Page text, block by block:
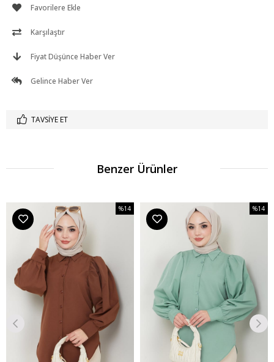
Favorilere Ekle
Karşılaştır
Fiyat Düşünce Haber Ver
Gelince Haber Ver
TAVSIYE ET
Benzer Ürünler
%14
%14